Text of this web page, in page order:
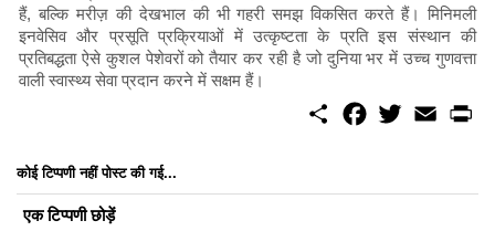
हैं, बल्कि मरीज़ की देखभाल की भी गहरी समझ विकसित करते हैं। मिनिमली
इनवेसिव और प्रसूति प्रक्रियाओं में उत्कृष्टता के प्रति इस संस्थान की
प्रतिबद्धता ऐसे कुशल पेशेवरों को तैयार कर रही है जो दुनिया भर में उच्च गुणवत्ता
वाली स्वास्थ्य सेवा प्रदान करने में सक्षम हैं।
S
o
w
e
E
m
कोई टिप्पणी नहीं पोस्ट की गई...
एक टिप्पणी छोड़ें